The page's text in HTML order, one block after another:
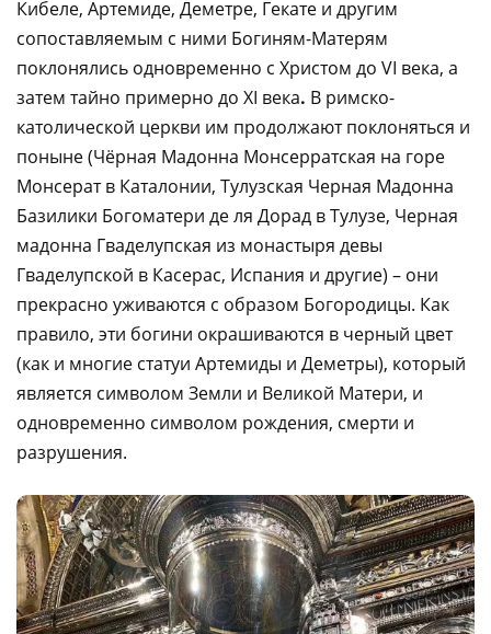
Кибеле, Артемиде, Деметре, Гекате и другим
сопоставляемым с ними Богиням-Матерям
поклонялись одновременно с Христом до VI века, а
затем тайно примерно до XI века. В римско-
католической церкви им продолжают поклоняться и
поныне (Чёрная Мадонна Монсерратская на горе
Монсерат в Каталонии, Тулузская Черная Мадонна
Базилики Богоматери де ля Дорад в Тулузе, Черная
мадонна Гваделупская из монастыря девы
Гваделупской в Касерас, Испания и другие) – они
прекрасно уживаются с образом Богородицы. Как
правило, эти богини окрашиваются в черный цвет
(как и многие статуи Артемиды и Деметры), который
является символом Земли и Великой Матери, и
одновременно символом рождения, смерти и
разрушения.